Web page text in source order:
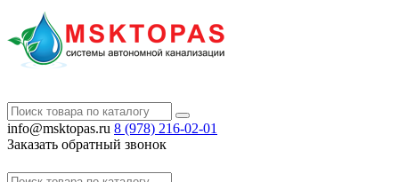
info@msktopas.ru 8 (978) 216-02-01
Заказать обратный звонок